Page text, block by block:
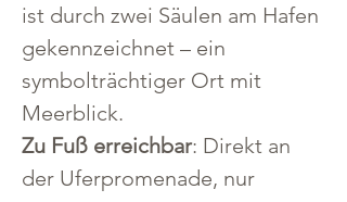
ist durch zwei Säulen am Hafen
gekennzeichnet – ein
symbolträchtiger Ort mit
Meerblick.
Zu Fuß erreichbar: Direkt an
der Uferpromenade, nur